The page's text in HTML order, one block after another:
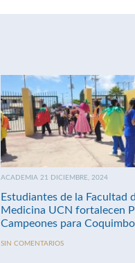
ACADEMIA 21 DICIEMBRE, 2024
Estudiantes de la Facultad
Medicina UCN fortalecen
Campeones para Coquimbo
SIN COMENTARIOS